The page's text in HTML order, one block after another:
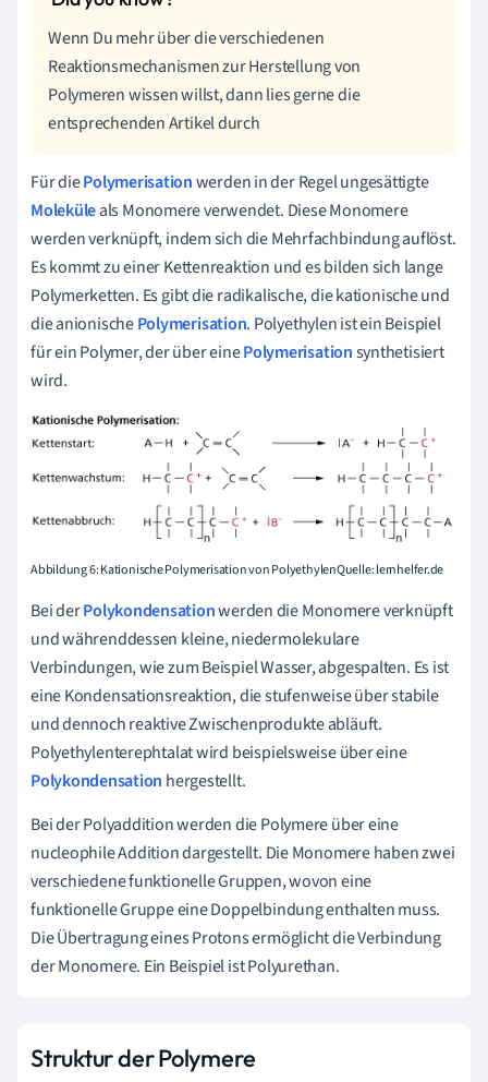
Wenn Du mehr über die verschiedenen
Reaktionsmechanismen zur Herstellung von
Polymeren wissen willst, dann lies gerne die
entsprechenden Artikel durch
Für diePolymerisationwerden in der Regel ungesättigte
Moleküleals Monomere verwendet. Diese Monomere
werden verknüpft, indem sich die Mehrfachbindung auflöst.
Es kommt zu einer Kettenreaktion und es bilden sich lange
Polymerketten. Es gibt die radikalische, die kationische und
die anionischePolymerisation. Polyethylen ist ein Beispiel
für ein Polymer, der über einePolymerisationsynthetisiert
wird.
Abbildung 6: Kationische Polymerisation von PolyethylenQuelle: lernhelfer.de
Bei derPolykondensationwerden die Monomere verknüpft
und währenddessen kleine, niedermolekulare
Verbindungen, wie zum Beispiel Wasser, abgespalten. Es ist
eine Kondensationsreaktion, die stufenweise über stabile
und dennoch reaktive Zwischenprodukte abläuft.
Polyethylenterephtalat wird beispielsweise über eine
Polykondensation hergestellt.
Bei der Polyaddition werden die Polymere über eine
nucleophile Addition dargestellt. Die Monomere haben zwei
verschiedene funktionelle Gruppen, wovon eine
funktionelle Gruppe eine Doppelbindung enthalten muss.
Die Übertragung eines Protons ermöglicht die Verbindung
der Monomere. Ein Beispiel ist Polyurethan.
Struktur der Polymere